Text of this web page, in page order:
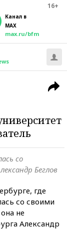
16+
Канал в
MAX
max.ru/bfm
со
Беглов
где
со своими
не
Александр